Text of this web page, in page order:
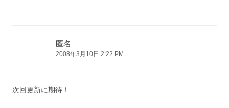
匿名
2008年3月10日 2:22 PM
次回更新に期待！